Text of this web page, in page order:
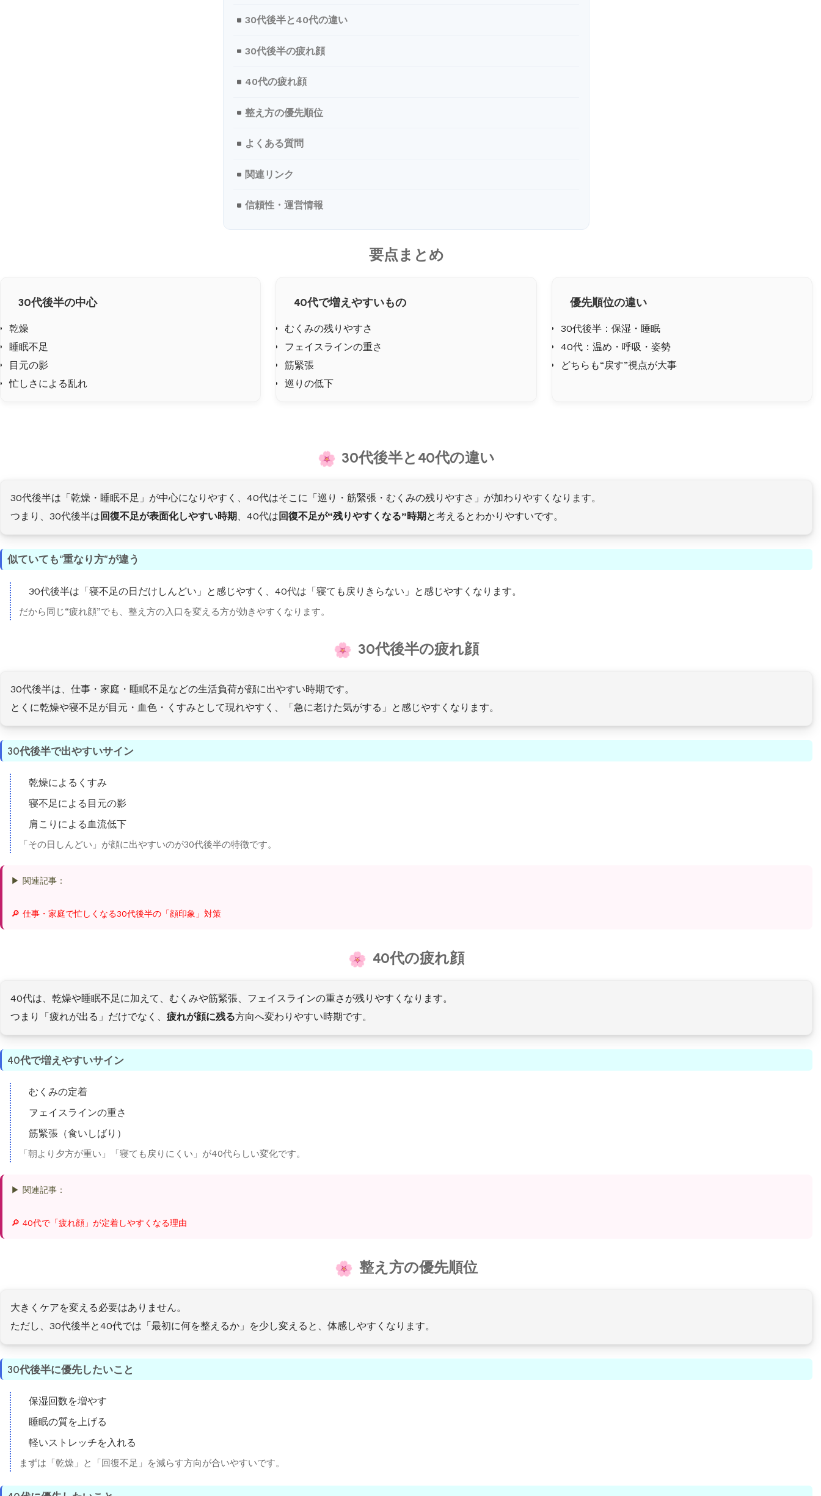
30代後半と40代の違い
30代後半の疲れ顔
40代の疲れ顔
整え方の優先順位
よくある質問
関連リンク
信頼性・運営情報
要点まとめ
30代後半の中心
乾燥
睡眠不足
目元の影
忙しさによる乱れ
40代で増えやすいもの
むくみの残りやすさ
フェイスラインの重さ
筋緊張
巡りの低下
優先順位の違い
30代後半：保湿・睡眠
40代：温め・呼吸・姿勢
どちらも“戻す”視点が大事
30代後半と40代の違い
30代後半は「乾燥・睡眠不足」が中心になりやすく、40代はそこに「巡り・筋緊張・むくみの残りやすさ」が加わりやすくなります。
つまり、30代後半は 回復不足が表面化しやすい時期、40代は 回復不足が“残りやすくなる”時期と考えるとわかりやすいです。
似ていても“重なり方”が違う
30代後半は「寝不足の日だけしんどい」と感じやすく、40代は「寝ても戻りきらない」と感じやすくなります。
だから同じ“疲れ顔”でも、整え方の入口を変える方が効きやすくなります。
30代後半の疲れ顔
30代後半は、仕事・家庭・睡眠不足などの生活負荷が顔に出やすい時期です。
とくに乾燥や寝不足が目元・血色・くすみとして現れやすく、「急に老けた気がする」と感じやすくなります。
30代後半で出やすいサイン
乾燥によるくすみ
寝不足による目元の影
肩こりによる血流低下
「その日しんどい」が顔に出やすいのが30代後半の特徴です。
▶ 関連記事：
🔎 仕事・家庭で忙しくなる30代後半の「顔印象」対策
40代の疲れ顔
40代は、乾燥や睡眠不足に加えて、むくみや筋緊張、フェイスラインの重さが残りやすくなります。
つまり「疲れが出る」だけでなく、 疲れが顔に残る方向へ変わりやすい時期です。
40代で増えやすいサイン
むくみの定着
フェイスラインの重さ
筋緊張（食いしばり）
「朝より夕方が重い」「寝ても戻りにくい」が40代らしい変化です。
▶ 関連記事：
🔎 40代で「疲れ顔」が定着しやすくなる理由
整え方の優先順位
大きくケアを変える必要はありません。
ただし、30代後半と40代では「最初に何を整えるか」を少し変えると、体感しやすくなります。
30代後半に優先したいこと
保湿回数を増やす
睡眠の質を上げる
軽いストレッチを入れる
まずは「乾燥」と「回復不足」を減らす方向が合いやすいです。